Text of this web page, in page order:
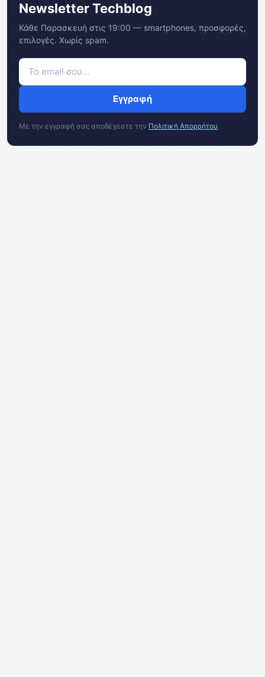
Newsletter Techblog
Κάθε Παρασκευή στις 19:00 — smartphones, προσφορές,
επιλογές. Χωρίς spam.
Εγγραφή
Με την εγγραφή σας αποδέχεστε την Πολιτική Απορρήτου.